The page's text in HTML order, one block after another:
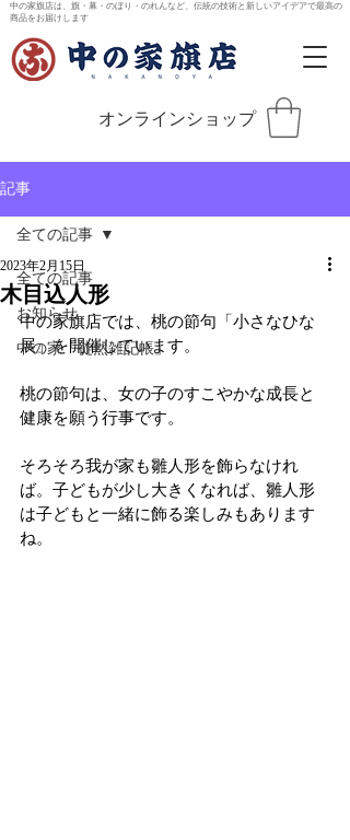
中の家旗店は、旗・幕・のぼり・のれんなど、伝統の技術と新しいアイデアで最高の
商品をお届けします
オンラインショップ
記事
全ての記事
お知らせ
中の家「徒然雑記帳」
全ての記事
木目込人形
2023年2月15日
中の家旗店では、桃の節句「小さなひな
展」を開催しています。
桃の節句は、女の子のすこやかな成長と
健康を願う行事です。
そろそろ我が家も雛人形を飾らなけれ
ば。子どもが少し大きくなれば、雛人形
は子どもと一緒に飾る楽しみもあります
ね。